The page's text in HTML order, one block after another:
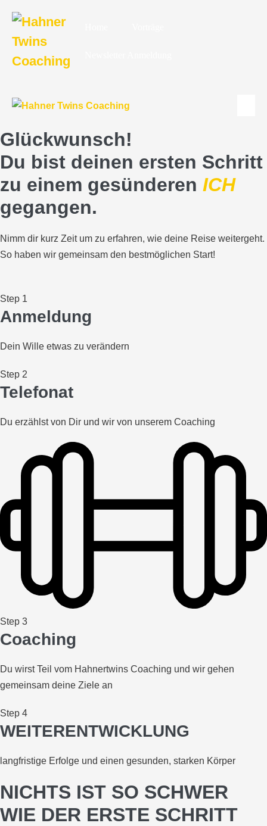
content
Glückwunsch!
Du bist deinen ersten Schritt
zu einem gesünderen ICH
gegangen.
Nimm dir kurz Zeit um zu erfahren, wie deine Reise weitergeht.
So haben wir gemeinsam den bestmöglichen Start!
Step 1
Anmeldung
Dein Wille etwas zu verändern
Step 2
Telefonat
Du erzählst von Dir und wir von unserem Coaching
Step 3
Coaching
Du wirst Teil vom Hahnertwins Coaching und wir gehen
gemeinsam deine Ziele an
Step 4
WEITERENTWICKLUNG
langfristige Erfolge und einen gesunden, starken Körper
NICHTS IST SO SCHWER
WIE DER ERSTE SCHRITT